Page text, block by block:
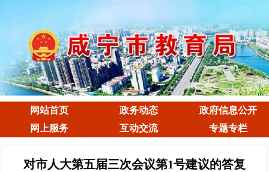
网站首页 政务动态
政府信息公开
网上服务
互动交流 专题专栏
对市人大第五届三次会议第1号建议的答复